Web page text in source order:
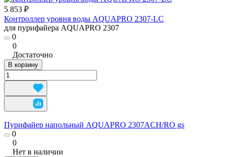
5 853 ₽
Контроллер уровня воды AQUAPRO 2307-LC
для пурифайера AQUAPRO 2307
0
0
Достаточно
В корзину
Пурифайер напольный AQUAPRO 2307ACH/RO gs
0
0
Нет в наличии